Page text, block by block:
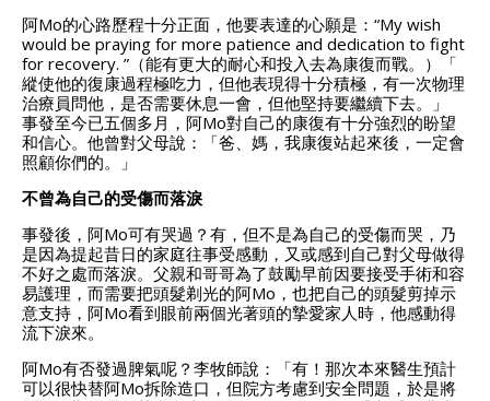
阿Mo的心路歷程十分正面，他要表達的心願是：“My wish
would be praying for more patience and dedication to fight
for recovery. ”（能有更大的耐心和投入去為康復而戰。）「
縱使他的復康過程極吃力，但他表現得十分積極，有一次物理
治療員問他，是否需要休息一會，但他堅持要繼續下去。」
事發至今已五個多月，阿Mo對自己的康復有十分強烈的盼望
和信心。 他曾對父母說：「爸、媽，我康復站起來後，一定會
照顧你們的。」
不曾為自己的受傷而落淚
事發後，阿Mo可有哭過？ 有，但不是為自己的受傷而哭，乃
是因為提起昔日的家庭往事受感動，又或感到自己對父母做得
不好之處而落淚。 父親和哥哥為了鼓勵早前因要接受手術和容
易護理，而需要把頭髮剃光的阿Mo，也把自己的頭髮剪掉示
意支持，阿Mo看到眼前兩個光著頭的摯愛家人時，他感動得
流下淚來。
阿Mo有否發過脾氣呢？ 李牧師說：「有！那次本來醫生預計
可以很快替阿Mo拆除造口，但院方考慮到安全問題，於是將